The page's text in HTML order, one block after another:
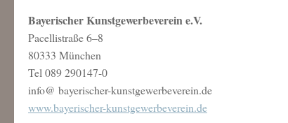
Bayerischer Kunstgewerbeverein e.V.
Pacellistraße 6–8
80333 München
Tel 089 290147-0
info@ bayerischer-kunstgewerbeverein.de
www.bayerischer-kunstgewerbeverein.de